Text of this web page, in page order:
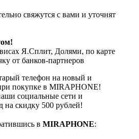
свяжутся с вами и уточнят
Я.Сплит, Долями, по карте
от банков-партнеров
телефон на новый и
покупке в MIRAPHONE!
социальные сети и
на скидку 500 рублей!
в MIRAPHONE: